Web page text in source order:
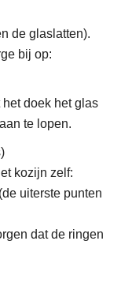
de glaslatten).
bij op:
het doek het glas
te lopen.
kozijn zelf:
uiterste punten
dat de ringen